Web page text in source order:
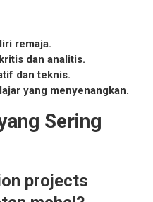
remaja.
dan analitis.
dan teknis.
yang menyenangkan.
Sering
projects